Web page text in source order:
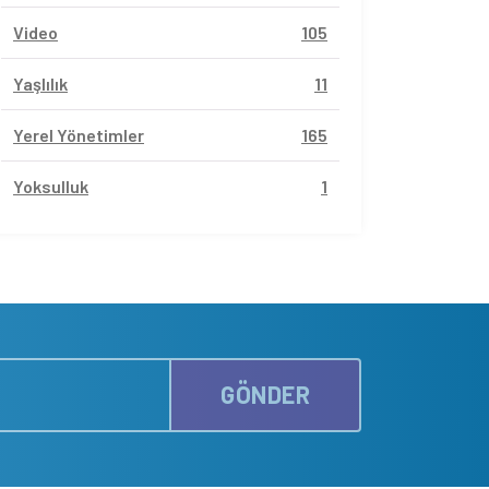
Video 105
Yaşlılık 11
Yerel Yönetimler 165
Yoksulluk 1
GÖNDER